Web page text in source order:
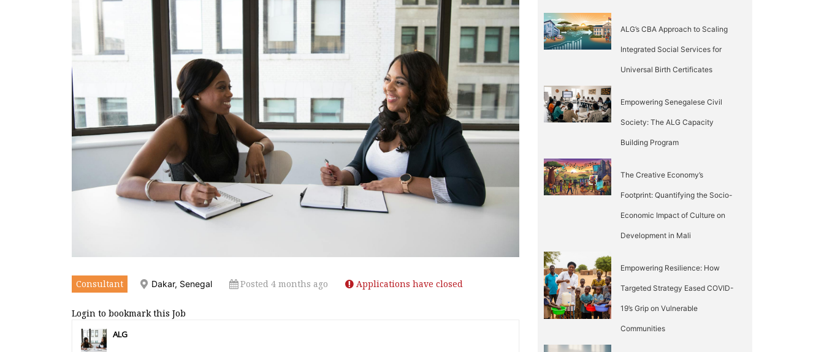
Consultant Dakar, Senegal Posted 4 months ago Applications have closed
Login to bookmark this Job
ALG
ALG’s CBA Approach to Scaling
Integrated Social Services for
Universal Birth Certificates
Empowering Senegalese Civil
Society: The ALG Capacity
Building Program
The Creative Economy’s
Footprint: Quantifying the Socio-
Economic Impact of Culture on
Development in Mali
Empowering Resilience: How
Targeted Strategy Eased COVID-
19’s Grip on Vulnerable
Communities